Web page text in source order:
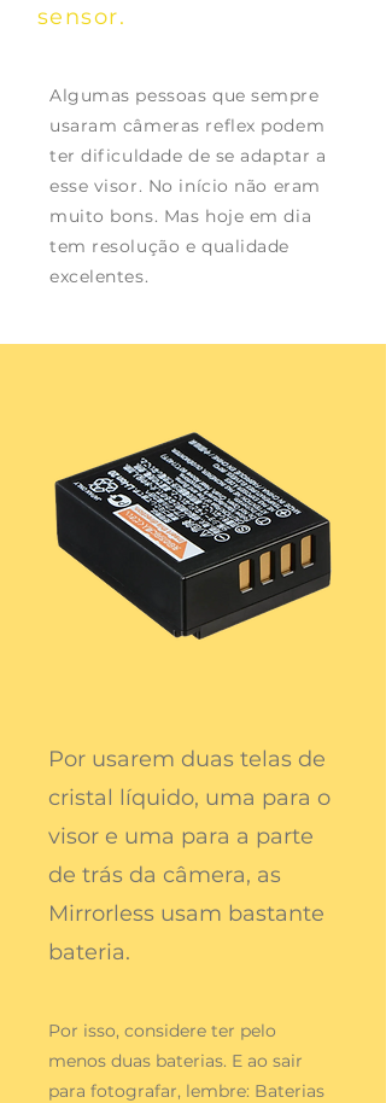
sensor.
Algumas pessoas que sempre
usaram câmeras reflex podem
ter dificuldade de se adaptar a
esse visor. No início não eram
muito bons. Mas hoje em dia
tem resolução e qualidade
excelentes.
Por usarem duas telas de
cristal líquido, uma para o
visor e uma para a parte
de trás da câmera, as
Mirrorless usam bastante
bateria.
Por isso, considere ter pelo
menos duas baterias. E ao sair
para fotografar, lembre: Baterias